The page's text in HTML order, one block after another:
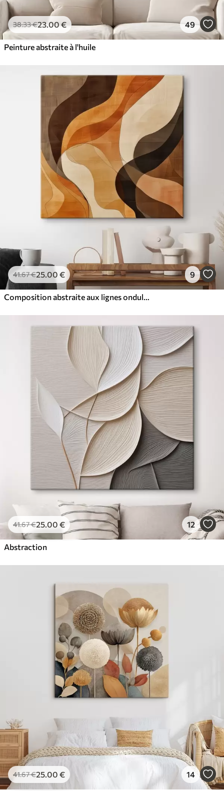
38.33€23.00€ 49
Peinture abstraite à l'huile
41.67€25.00 € 9
Composition abstraite aux lignes ondulées dynamiques, dans une palette de tons brun terre cuite
41.67€25.00 € 12
Abstraction
41.67€25.00 € 14